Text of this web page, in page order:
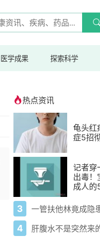
医学成果 探索科学
热点资讯
龟头红
症5招
记者穿
出毒！
成人的
3
4